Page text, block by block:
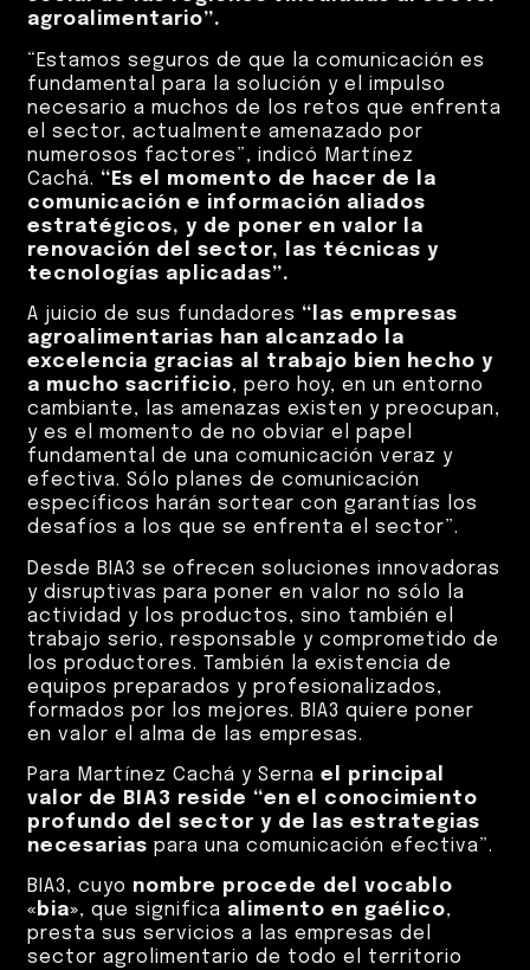
agroalimentario”.
“Estamos seguros de que la comunicación es
fundamental para la solución y el impulso
necesario a muchos de los retos que enfrenta
el sector, actualmente amenazado por
numerosos factores”, indicó Martínez
Cachá. “Es el momento de hacer de la
comunicación e información aliados
estratégicos, y de poner en valor la
renovación del sector, las técnicas y
tecnologías aplicadas”.
A juicio de sus fundadores “las empresas
agroalimentarias han alcanzado la
excelencia gracias al trabajo bien hecho y
a mucho sacrificio, pero hoy, en un entorno
cambiante, las amenazas existen y preocupan,
y es el momento de no obviar el papel
fundamental de una comunicación veraz y
efectiva. Sólo planes de comunicación
específicos harán sortear con garantías los
desafíos a los que se enfrenta el sector”.
Desde BIA3 se ofrecen soluciones innovadoras
y disruptivas para poner en valor no sólo la
actividad y los productos, sino también el
trabajo serio, responsable y comprometido de
los productores. También la existencia de
equipos preparados y profesionalizados,
formados por los mejores. BIA3 quiere poner
en valor el alma de las empresas.
Para Martínez Cachá y Sernael principal
valor de BIA3 reside “en el conocimiento
profundo del sector y de las estrategias
necesariaspara una comunicación efectiva”.
BIA3, cuyo nombre procede del vocablo
«bia», que significa alimento en gaélico,
presta sus servicios a las empresas del
sector agrolimentario de todo el territorio